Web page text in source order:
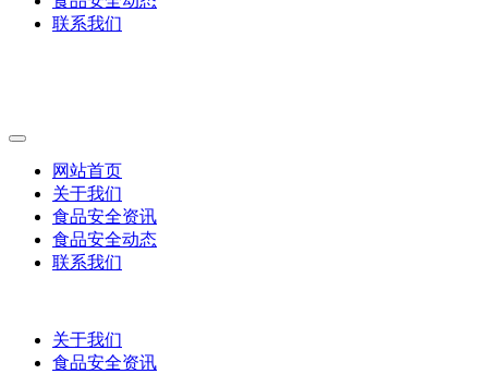
联系我们
网站首页
关于我们
食品安全资讯
食品安全动态
联系我们
关于我们
食品安全资讯